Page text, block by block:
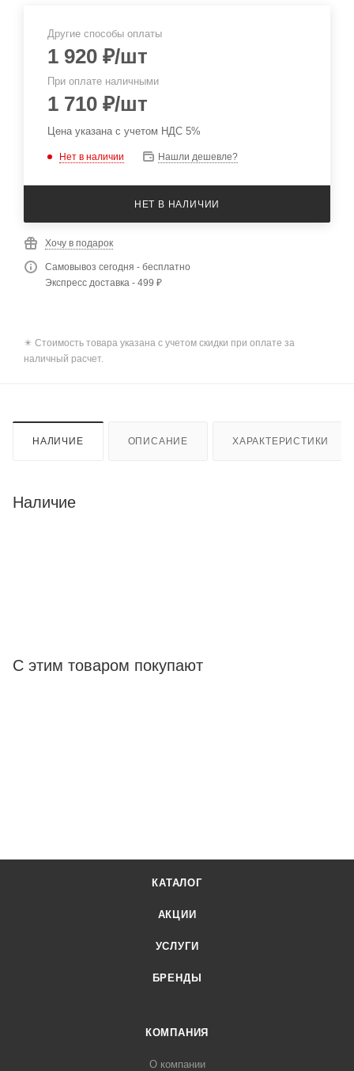
Другие способы оплаты
1 920 ₽/шт
При оплате наличными
1 710 ₽/шт
Цена указана с учетом НДС 5%
Нет в наличии Нашли дешевле?
НЕТ В НАЛИЧИИ
Хочу в подарок
Самовывоз сегодня - бесплатно
Экспресс доставка - 499 ₽
✴️ Стоимость товара указана с учетом скидки при оплате за
наличный расчет.
НАЛИЧИЕ ОПИСАНИЕ ХАРАКТЕРИСТИКИ
Наличие
С этим товаром покупают
КАТАЛОГ
АКЦИИ
УСЛУГИ
БРЕНДЫ
КОМПАНИЯ
О компании